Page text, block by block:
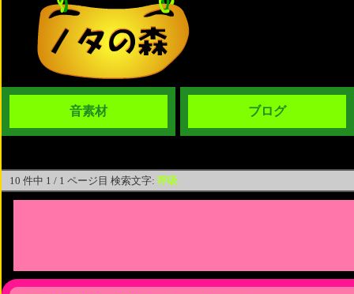
音素材 ブログ
10 件中 1 / 1 ページ目 検索文字: 呼吸